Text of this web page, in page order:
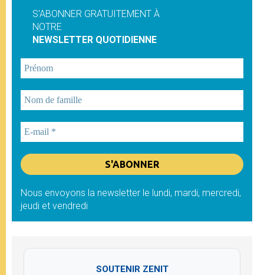
S'ABONNER GRATUITEMENT À
NOTRE
NEWSLETTER QUOTIDIENNE
Nous envoyons la newsletter le lundi, mardi, mercredi,
jeudi et vendredi
SOUTENIR ZENIT